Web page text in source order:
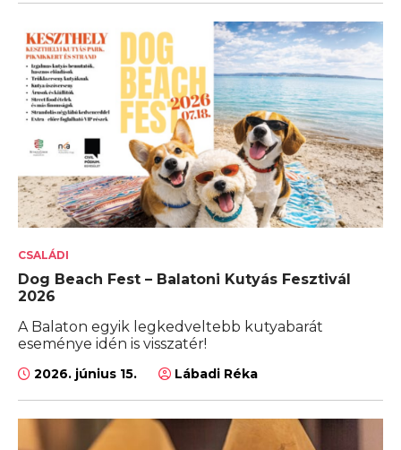
CSALÁDI
Dog Beach Fest – Balatoni Kutyás Fesztivál
2026
A Balaton egyik legkedveltebb kutyabarát
eseménye idén is visszatér!
2026. június 15. Lábadi Réka